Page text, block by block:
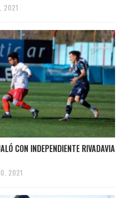
2021
CON INDEPENDIENTE RIVADAVIA
2021